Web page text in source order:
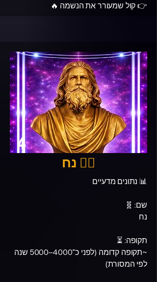
👉 קול שמעורר את הנשמה 🔥
4
🧔‍♂️ נח
📊 נתונים מדעיים
שם: 🧬
נח
תקופה: ⏳
~תקופה קדומה (לפני כ־4000–5000 שנה
לפי המסורת)